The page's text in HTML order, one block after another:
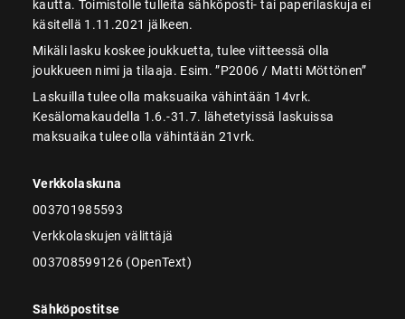
kautta. Toimistolle tulleita sähköposti- tai paperilaskuja ei
käsitellä 1.11.2021 jälkeen.
Mikäli lasku koskee joukkuetta, tulee viitteessä olla
joukkueen nimi ja tilaaja. Esim. ”P2006 / Matti Möttönen”
Laskuilla tulee olla maksuaika vähintään 14vrk.
Kesälomakaudella 1.6.-31.7. lähetetyissä laskuissa
maksuaika tulee olla vähintään 21vrk.
Verkkolaskuna
003701985593
Verkkolaskujen välittäjä
003708599126 (OpenText)
Sähköpostitse